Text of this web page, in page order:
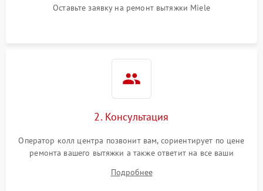
Оставьте заявку на ремонт вытяжки Miele
2. Консультация
Оператор колл центра позвонит вам, сориентирует по цене
ремонта вашего вытяжки а также ответит на все ваши
Подробнее